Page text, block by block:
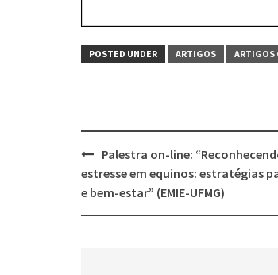
POSTED UNDER ARTIGOS ARTIGOS
Post
navigation
Palestra on-line:
estresse em equinos: estratégias
e bem-estar” (EMIE-UFMG)